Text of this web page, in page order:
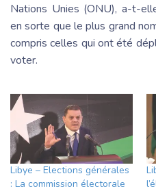
Nations Unies (ONU), a-t-
en sorte que le plus grand
compris celles qui ont été
voter.
Libye – Elections générales
: La commission électorale